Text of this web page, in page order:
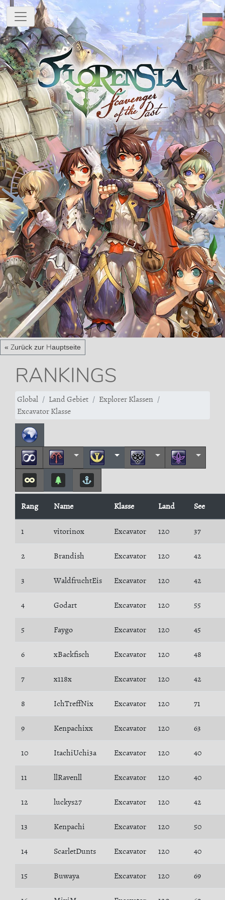
« Zurück zur Hauptseite
RANKINGS
Global Land Gebiet
Explorer Klassen
Excavator Klasse
Rang Name Klasse Land See
1 vitorinox Excavator 120 37
2 Brandish Excavator 120 42
3 WaldfruchtEis Excavator 120 42
4 Godart Excavator 120 55
5 Faygo Excavator 120 45
6 xBackfisch Excavator 120 48
7 x118x Excavator 120 42
8 IchTreffNix Excavator 120 71
9 Kenpachixx Excavator 120 63
10 ItachiUchi3a Excavator 120 40
11 llRavenll Excavator 120 40
12 luckys27 Excavator 120 42
13 Kenpachi Excavator 120 50
14 ScarletDunts Excavator 120 40
15 Buwaya Excavator 120 69